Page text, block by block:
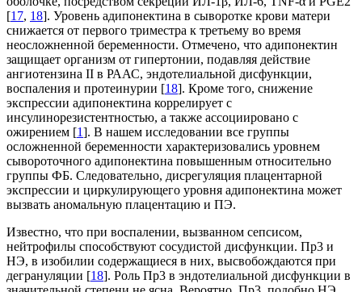
[17, 18]. Уровень адипонектина в сыворотке крови матери
снижается от первого триместра к третьему во время
неосложненной беременности. Отмечено, что адипонектин
защищает организм от гипертонии, подавляя действие
ангиотензина II в РААС, эндотелиальной дисфункции,
воспаления и протеинурии [18]. Кроме того, снижение
экспрессии адипонектина коррелирует с
инсулинорезистентностью, а также ассоциировано с
ожирением [1]. В нашем исследовании все группы
осложненной беременности характеризовались уровнем
сывороточного адипонектина повышенным относительно
группы ФБ. Следовательно, дисрегуляция плацентарной
экспрессии и циркулирующего уровня адипонектина может
вызвать аномальную плацентацию и ПЭ.
Известно, что при воспалении, вызванном сепсисом,
нейтрофилы способствуют сосудистой дисфункции. Пр3 и
НЭ, в изобилии содержащиеся в них, высвобождаются при
дегрануляции [18]. Роль Пр3 в эндотелиальной дисфункции в